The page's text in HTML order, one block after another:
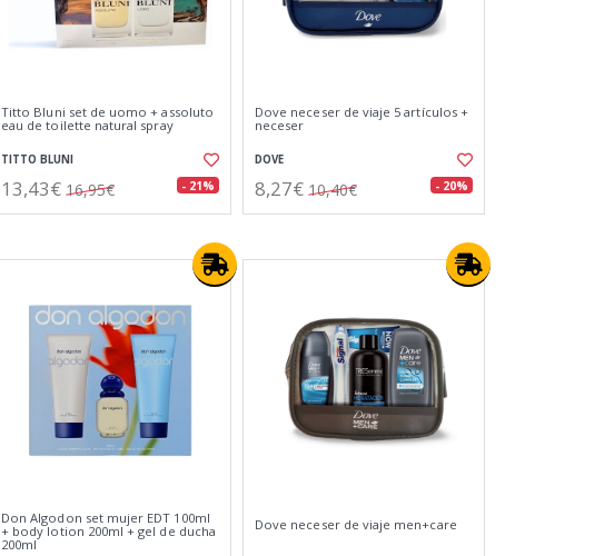
Titto Bluni set de uomo + assoluto
eau de toilette natural spray
TITTO BLUNI
13,43€ 16,95€ - 21%
Dove neceser de viaje 5 artículos +
neceser
DOVE
8,27€ 10,40€ - 20%
Don Algodon set mujer EDT 100ml
+ body lotion 200ml + gel de ducha
200ml
Dove neceser de viaje men+care